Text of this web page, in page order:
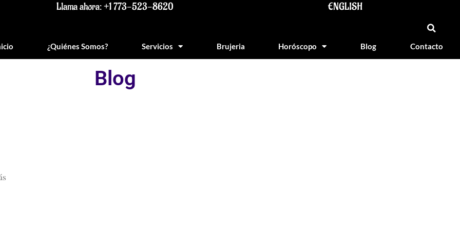
Llama ahora: +1 773-523-8620 ENGLISH
¿Quiénes Somos? Servicios Brujeria Horóscopo Blog Contacto
Blog